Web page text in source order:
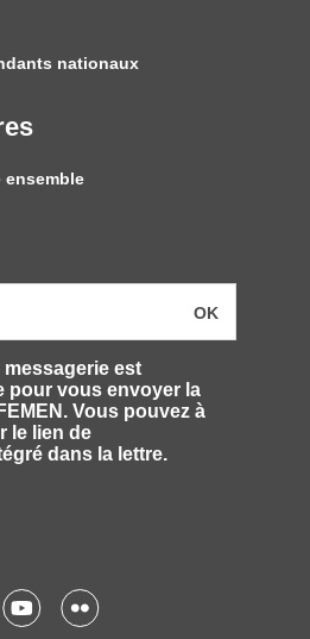
nationaux
ensemble
est
pour vous envoyer la
Vous pouvez à
le lien de
dans la lettre.